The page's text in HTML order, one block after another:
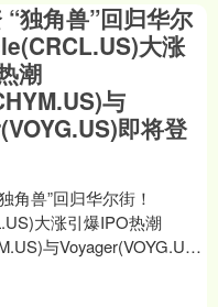
“独角兽”回归华尔
大涨
潮
与
即将登
角兽”回归华尔街！
大涨引爆IPO热潮
与Voyager(VOYG.US)
配....